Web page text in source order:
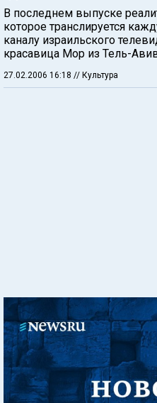
В последнем выпуске
которое транслируется
каналу израильского
красавица Мор из Тель-
27.02.2006 16:18 // Культура